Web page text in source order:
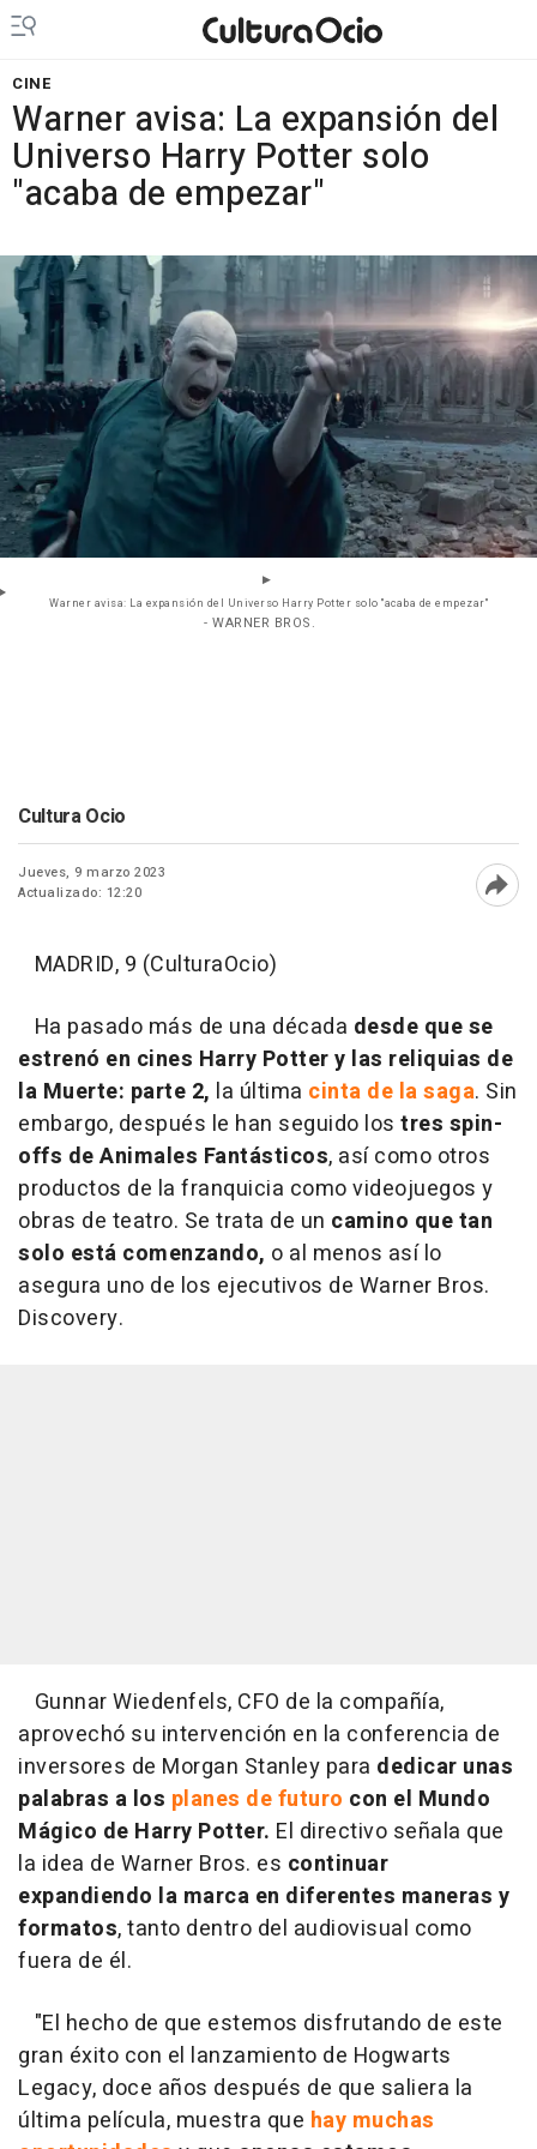
CINE
Warner avisa: La expansión del
Universo Harry Potter solo
"acaba de empezar"
Warner avisa: La expansión del Universo Harry Potter solo "acaba de empezar"
- WARNER BROS.
Cultura Ocio
Jueves, 9 marzo 2023
Actualizado: 12:20
MADRID, 9 (CulturaOcio)
Ha pasado más de una década desde que se
estrenó en cines Harry Potter y las reliquias de
la Muerte: parte 2, la última cinta de la saga. Sin
embargo, después le han seguido los tres spin-
offs de Animales Fantásticos, así como otros
productos de la franquicia como videojuegos y
obras de teatro. Se trata de un camino que tan
solo está comenzando, o al menos así lo
asegura uno de los ejecutivos de Warner Bros.
Discovery.
Gunnar Wiedenfels, CFO de la compañía,
aprovechó su intervención en la conferencia de
inversores de Morgan Stanley para dedicar unas
palabras a los planes de futuro con el Mundo
Mágico de Harry Potter. El directivo señala que
la idea de Warner Bros. es continuar
expandiendo la marca en diferentes maneras y
formatos, tanto dentro del audiovisual como
fuera de él.
"El hecho de que estemos disfrutando de este
gran éxito con el lanzamiento de Hogwarts
Legacy, doce años después de que saliera la
última película, muestra que hay muchas